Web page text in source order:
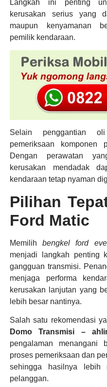
Langkah ini penting
kerusakan serius yang
maupun kenyamanan
pemilik kendaraan.
Selain penggantian
pemeriksaan komponen
Dengan perawatan
kerusakan mendadak
kendaraan tetap nyaman
Pilihan
Ford Matic
Memilihbengkel ford
menjadi langkah penting
gangguan transmisi.
menjaga performa
kerusakan lanjutan yang
lebih besar nantinya.
Salah satu rekomendasi
Domo Transmisi –
pengalaman menangani
proses pemeriksaan dan
sehingga hasilnya lebih
pelanggan.